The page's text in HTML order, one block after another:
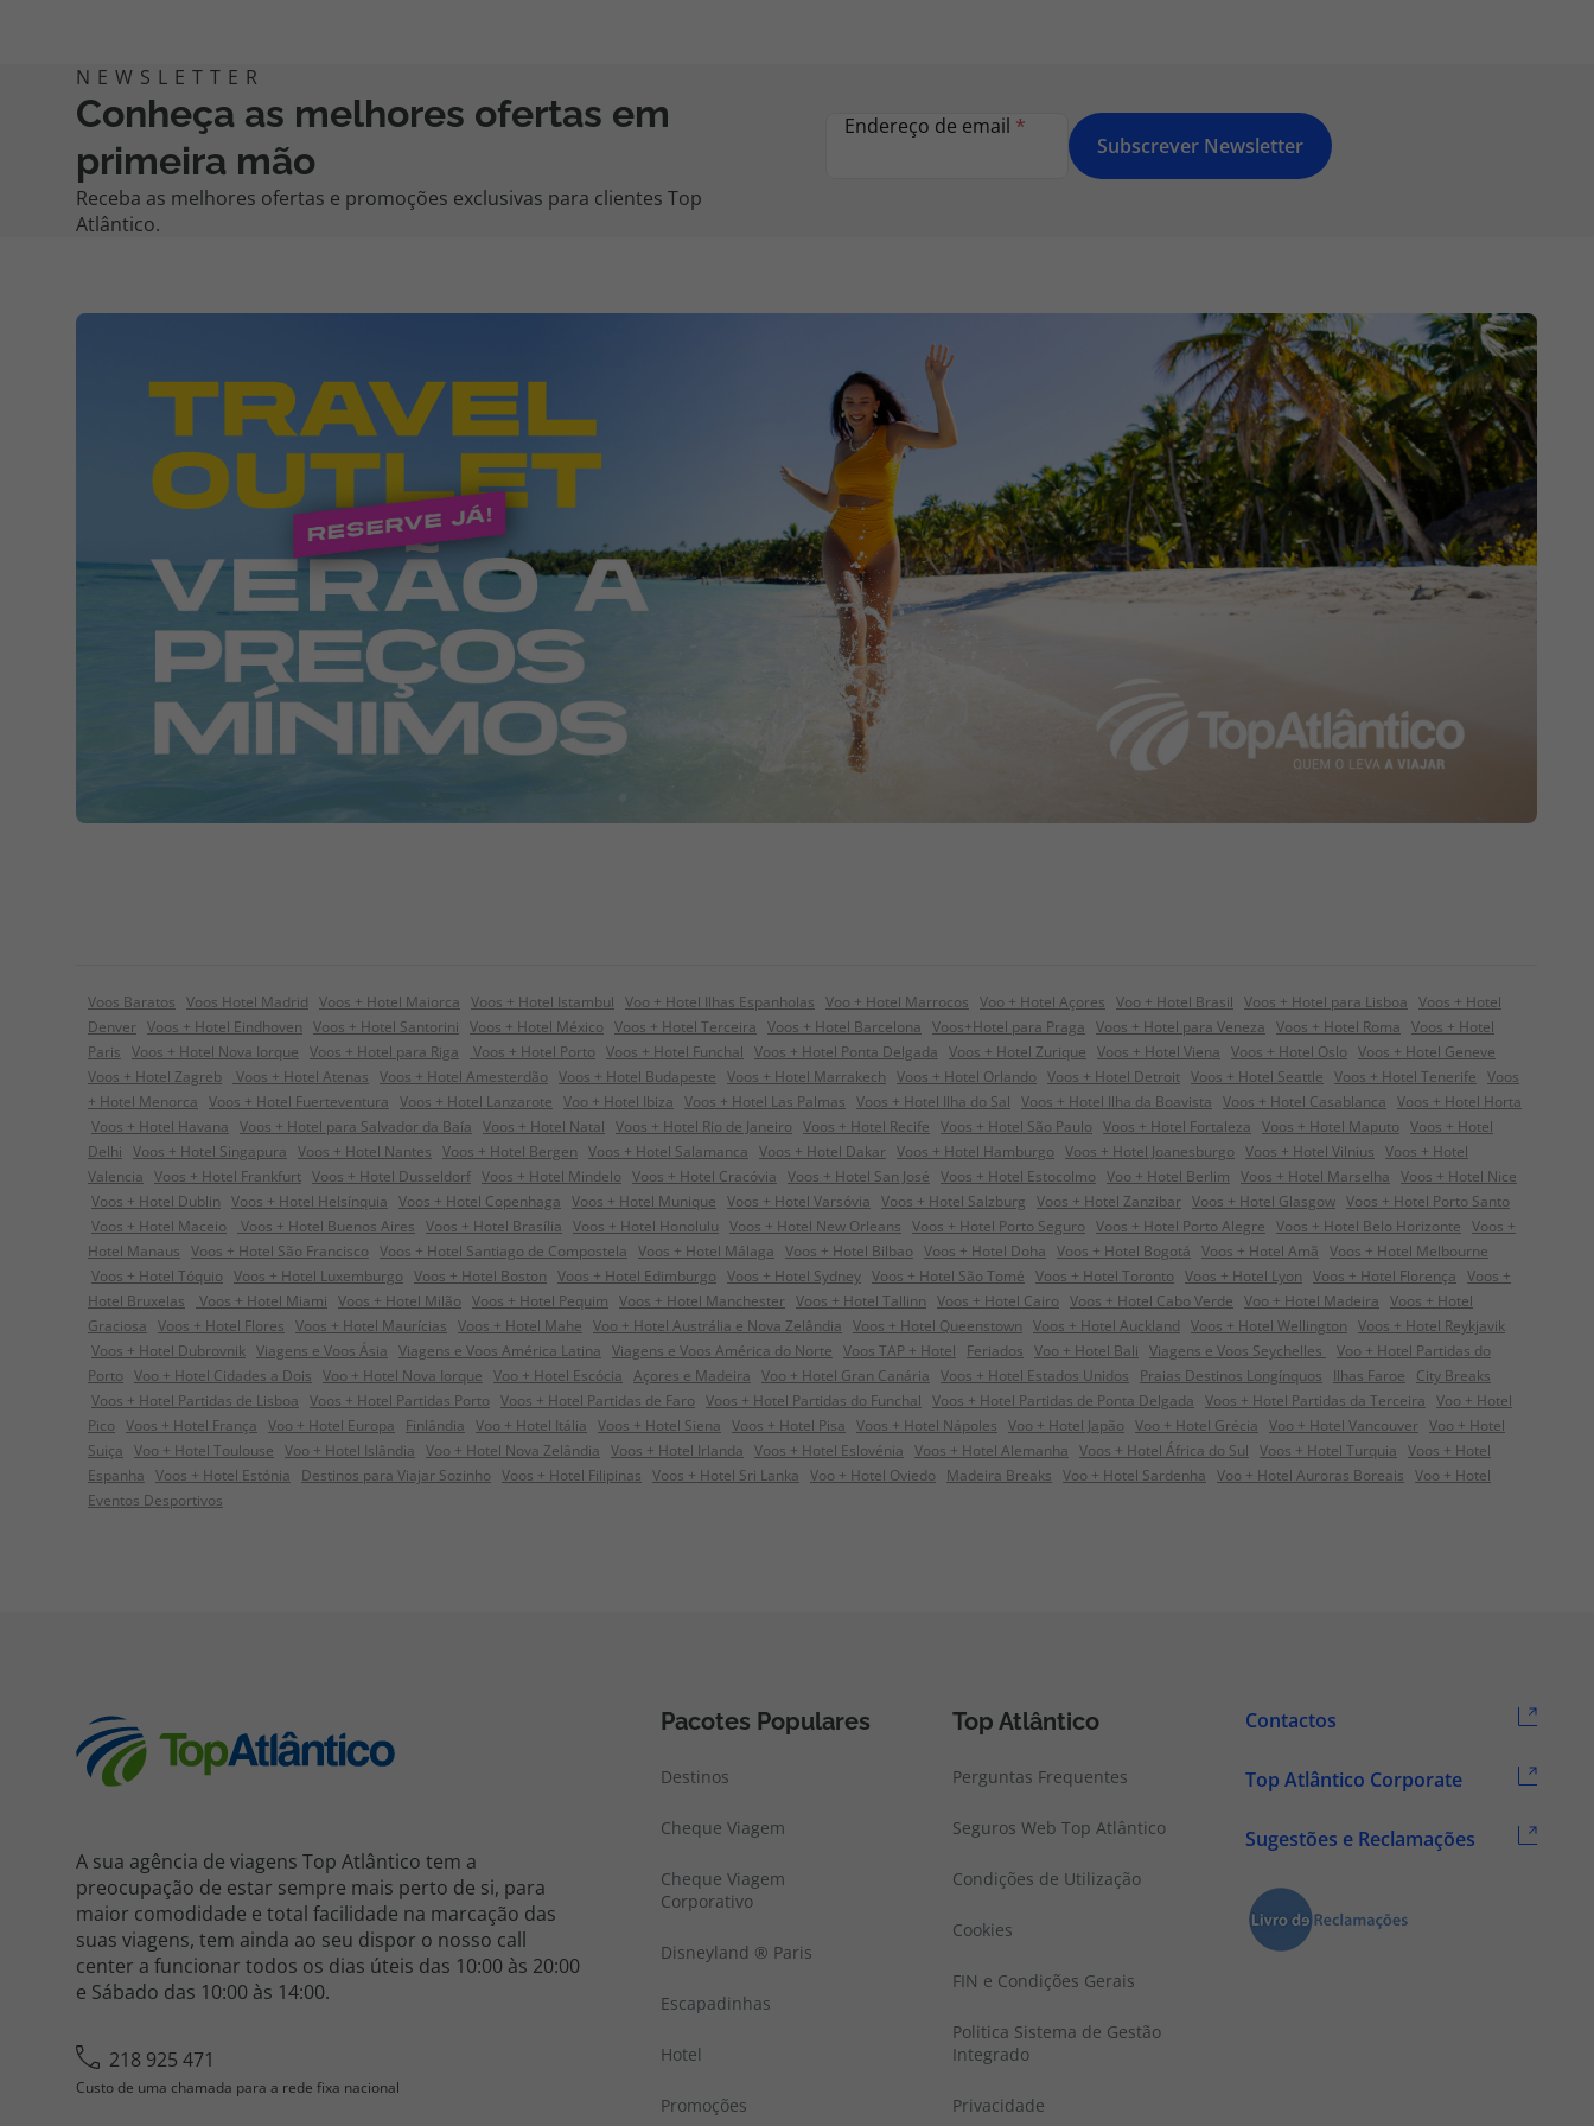
Conheça as melhores ofertas em
primeira mão
Receba as melhores ofertas e promoções exclusivas para clientes Top
Atlântico.
Endereço de email *
Subscrever Newsletter
Voos Baratos Voos Hotel Madrid Voos + Hotel Maiorca Voos + Hotel Istambul Voo + Hotel Ilhas Espanholas Voo + Hotel Marrocos Voo + Hotel Açores Voo + Hotel Brasil Voos + Hotel para Lisboa Voos + Hotel
Denver Voos + Hotel Eindhoven Voos + Hotel Santorini Voos + Hotel México Voos + Hotel Terceira Voos + Hotel Barcelona Voos+Hotel para Praga Voos + Hotel para Veneza Voos + Hotel Roma Voos + Hotel
Paris Voos + Hotel Nova Iorque Voos + Hotel para Riga Voos + Hotel Porto Voos + Hotel Funchal Voos + Hotel Ponta Delgada Voos + Hotel Zurique Voos + Hotel Viena Voos + Hotel Oslo Voos + Hotel Geneve
Voos + Hotel Zagreb
Voos + Hotel Atenas Voos + Hotel Amesterdão Voos + Hotel Budapeste Voos + Hotel Marrakech Voos + Hotel Orlando Voos + Hotel Detroit Voos + Hotel Seattle Voos + Hotel Tenerife Voos
+ Hotel Menorca Voos + Hotel Fuerteventura Voos + Hotel Lanzarote Voo + Hotel Ibiza Voos + Hotel Las Palmas Voos + Hotel Ilha do Sal Voos + Hotel Ilha da Boavista Voos + Hotel Casablanca Voos + Hotel Horta
Voos + Hotel Havana Voos + Hotel para Salvador da Baía Voos + Hotel Natal Voos + Hotel Rio de Janeiro Voos + Hotel Recife Voos + Hotel São Paulo Voos + Hotel Fortaleza Voos + Hotel Maputo Voos + Hotel
Delhi Voos + Hotel Singapura Voos + Hotel Nantes Voos + Hotel Bergen Voos + Hotel Salamanca Voos + Hotel Dakar Voos + Hotel Hamburgo Voos + Hotel Joanesburgo Voos + Hotel Vilnius Voos + Hotel
Valencia Voos + Hotel Frankfurt Voos + Hotel Dusseldorf Voos + Hotel Mindelo Voos + Hotel Cracóvia Voos + Hotel San José Voos + Hotel Estocolmo Voo + Hotel Berlim Voos + Hotel Marselha Voos + Hotel Nice
Voos + Hotel Dublin Voos + Hotel Helsínquia Voos + Hotel Copenhaga Voos + Hotel Munique Voos + Hotel Varsóvia Voos + Hotel Salzburg Voos + Hotel Zanzibar Voos + Hotel Glasgow Voos + Hotel Porto Santo
Voos + Hotel Maceio
Voos + Hotel Buenos Aires Voos + Hotel Brasília Voos + Hotel Honolulu Voos + Hotel New Orleans Voos + Hotel Porto Seguro Voos + Hotel Porto Alegre Voos + Hotel Belo Horizonte Voos +
Hotel Manaus Voos + Hotel São Francisco Voos + Hotel Santiago de Compostela Voos + Hotel Málaga Voos + Hotel Bilbao Voos + Hotel Doha Voos + Hotel Bogotá Voos + Hotel Amã Voos + Hotel Melbourne
Voos + Hotel Tóquio Voos + Hotel Luxemburgo Voos + Hotel Boston Voos + Hotel Edimburgo Voos + Hotel Sydney Voos + Hotel São Tomé Voos + Hotel Toronto Voos + Hotel Lyon Voos + Hotel Florença Voos +
Hotel Bruxelas
Voos + Hotel Miami Voos + Hotel Milão Voos + Hotel Pequim Voos + Hotel Manchester Voos + Hotel Tallinn Voos + Hotel Cairo Voos + Hotel Cabo Verde Voo + Hotel Madeira Voos + Hotel
Graciosa Voos + Hotel Flores Voos + Hotel Maurícias Voos + Hotel Mahe Voo + Hotel Austrália e Nova Zelândia Voos + Hotel Queenstown Voos + Hotel Auckland Voos + Hotel Wellington Voos + Hotel Reykjavik
Voos + Hotel Dubrovnik Viagens e Voos Ásia Viagens e Voos América Latina Viagens e Voos América do Norte Voos TAP + Hotel Feriados Voo + Hotel Bali Viagens e Voos Seychelles
Voo + Hotel Partidas do
Porto Voo + Hotel Cidades a Dois Voo + Hotel Nova Iorque Voo + Hotel Escócia Açores e Madeira Voo + Hotel Gran Canária Voos + Hotel Estados Unidos Praias Destinos Longínquos Ilhas Faroe
City Breaks
Voos + Hotel Partidas de Lisboa Voos + Hotel Partidas Porto Voos + Hotel Partidas de Faro Voos + Hotel Partidas do Funchal Voos + Hotel Partidas de Ponta Delgada Voos + Hotel Partidas da Terceira Voo + Hotel
Pico Voos + Hotel França Voo + Hotel Europa Finlândia Voo + Hotel Itália Voos + Hotel Siena Voos + Hotel Pisa Voos + Hotel Nápoles Voo + Hotel Japão Voo + Hotel Grécia Voo + Hotel Vancouver Voo + Hotel
Suiça Voo + Hotel Toulouse Voo + Hotel Islândia Voo + Hotel Nova Zelândia Voos + Hotel Irlanda Voos + Hotel Eslovénia Voos + Hotel Alemanha Voos + Hotel África do Sul Voos + Hotel Turquia Voos + Hotel
Espanha Voos + Hotel Estónia Destinos para Viajar Sozinho Voos + Hotel Filipinas Voos + Hotel Sri Lanka Voo + Hotel Oviedo Madeira Breaks Voo + Hotel Sardenha Voo + Hotel Auroras Boreais Voo + Hotel
Eventos Desportivos
A sua agência de viagens Top Atlântico tem a
preocupação de estar sempre mais perto de si, para
maior comodidade e total facilidade na marcação das
suas viagens, tem ainda ao seu dispor o nosso call
center a funcionar todos os dias úteis das 10:00 às 20:00
e Sábado das 10:00 às 14:00.
218 925 471
Custo de uma chamada para a rede fixa nacional
Pacotes Populares
Destinos
Cheque Viagem
Cheque Viagem
Corporativo
Disneyland ® Paris
Escapadinhas
Hotel
Promoções
Top Atlântico
Perguntas Frequentes
Seguros Web Top Atlântico
Condições de Utilização
Cookies
FIN e Condições Gerais
Politica Sistema de Gestão
Integrado
Privacidade
Contactos
Top Atlântico Corporate
Sugestões e Reclamações